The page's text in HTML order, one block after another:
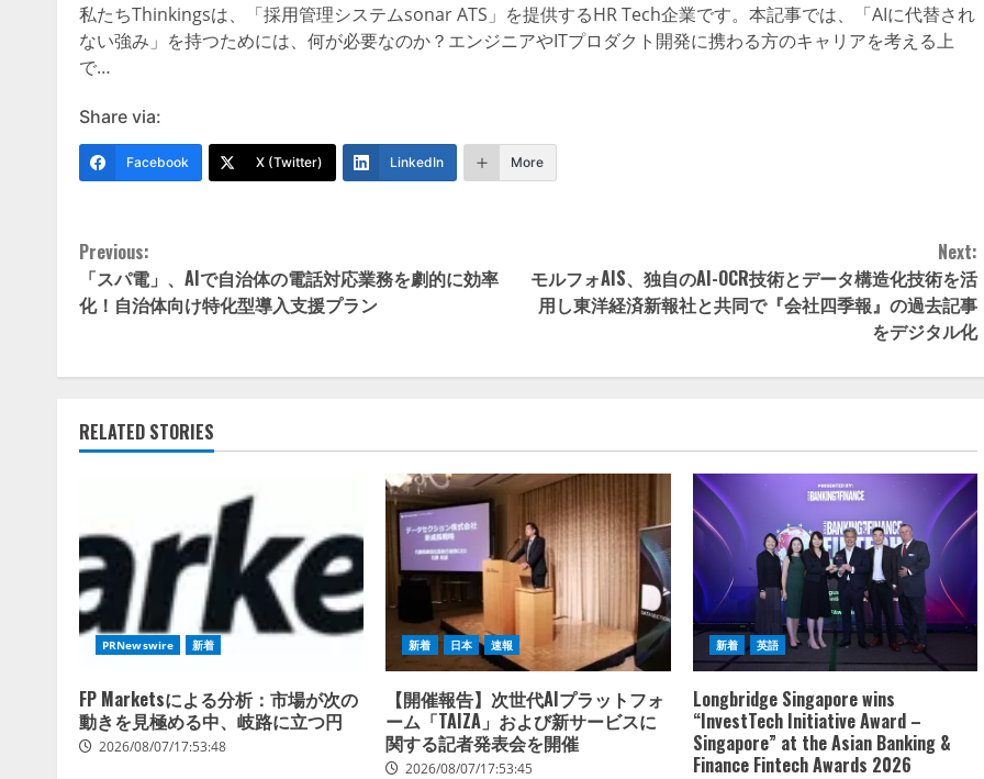
私たちThinkingsは、「採用管理システムsonar ATS」を提供するHR Tech企業です。本記事では、「AIに代替され
ない強み」を持つためには、何が必要なのか？エンジニアやITプロダクト開発に携わる方のキャリアを考える上
で…
Share via:
Facebook X (Twitter) LinkedIn More
Continue
Reading
Previous:
「スパ電」、AIで自治体の電話対応業務を劇的に効率
化！自治体向け特化型導入支援プラン
Next:
モルフォAIS、独自のAI-OCR技術とデータ構造化技術を活
用し東洋経済新報社と共同で『会社四季報』の過去記事
をデジタル化
RELATED STORIES
PRNewswire 新着
FP Marketsによる分析：市場が次の
動きを見極める中、岐路に立つ円
2026/08/07/17:53:48
新着 日本 速報
【開催報告】次世代AIプラットフォ
ーム「TAIZA」および新サービスに
関する記者発表会を開催
2026/08/07/17:53:45
新着 英語
Longbridge Singapore wins
“InvestTech Initiative Award –
Singapore” at the Asian Banking &
Finance Fintech Awards 2026